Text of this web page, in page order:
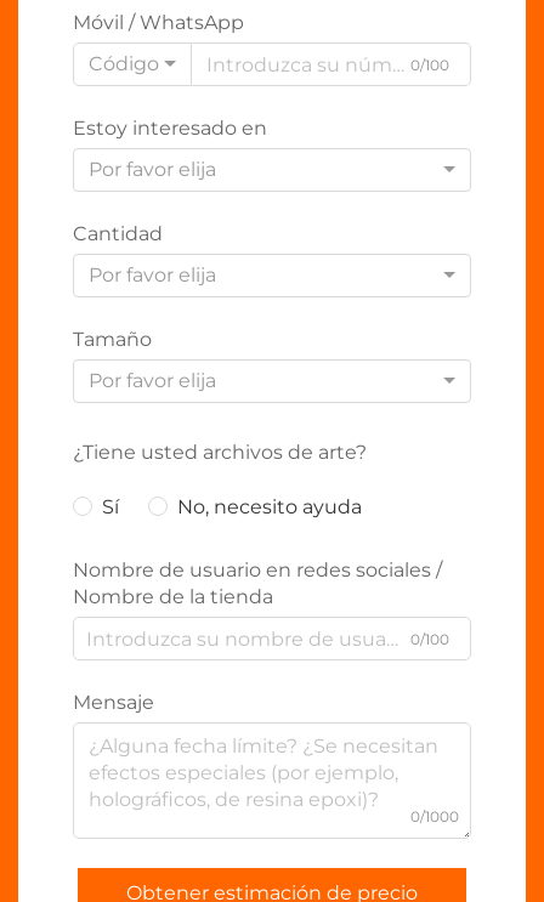
Móvil / WhatsApp
Código
0/100
Estoy interesado en
Por favor elija
Cantidad
Por favor elija
Tamaño
Por favor elija
¿Tiene usted archivos de arte?
Sí No, necesito ayuda
Nombre de usuario en redes sociales /
Nombre de la tienda
0/100
Mensaje
0/1000
Obtener estimación de precio